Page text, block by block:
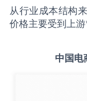
从行业成本结构
价格主要受到上
中国电